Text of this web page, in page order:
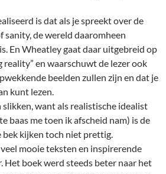
is dat als je spreekt over de
sanity, de wereld daaromheen
En Wheatley gaat daar uitgebreid op
reality” en waarschuwt de lezer ook
beelden zullen zijn en dat je
kunt lezen.
slikken, want als realistische idealist
baas me toen ik afscheid nam) is de
bek kijken toch niet prettig.
mooie teksten en inspirerende
Het boek werd steeds beter naar het